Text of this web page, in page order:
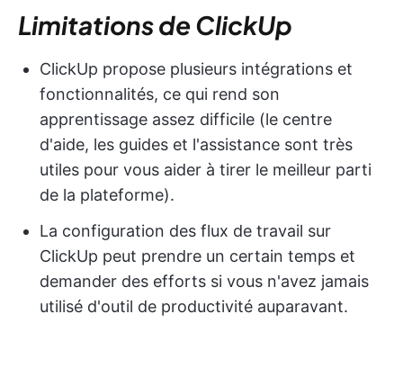
Limitations de ClickUp
ClickUp propose plusieurs intégrations et
fonctionnalités, ce qui rend son
apprentissage assez difficile (le centre
d'aide, les guides et l'assistance sont très
utiles pour vous aider à tirer le meilleur parti
de la plateforme).
La configuration des flux de travail sur
ClickUp peut prendre un certain temps et
demander des efforts si vous n'avez jamais
utilisé d'outil de productivité auparavant.